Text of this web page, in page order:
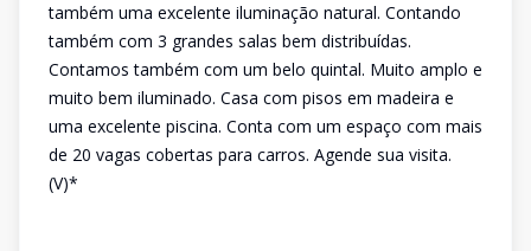
também uma excelente iluminação natural. Contando
também com 3 grandes salas bem distribuídas.
Contamos também com um belo quintal. Muito amplo e
muito bem iluminado. Casa com pisos em madeira e
uma excelente piscina. Conta com um espaço com mais
de 20 vagas cobertas para carros. Agende sua visita.
(V)*